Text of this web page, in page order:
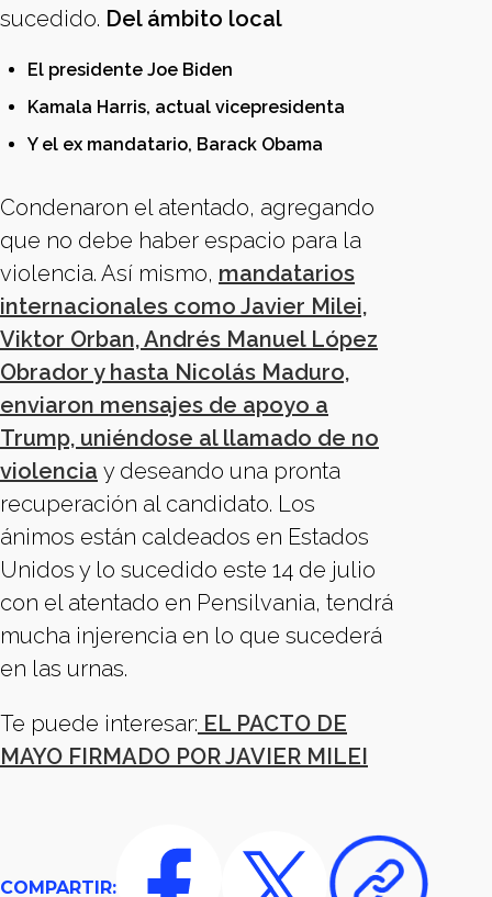
sucedido. Del ámbito local
El presidente Joe Biden
Kamala Harris, actual vicepresidenta
Y el ex mandatario, Barack Obama
Condenaron el atentado, agregando
que no debe haber espacio para la
violencia. Así mismo, mandatarios
internacionales como Javier Milei,
Viktor Orban, Andrés Manuel López
Obrador y hasta Nicolás Maduro,
enviaron mensajes de apoyo a
Trump, uniéndose al llamado de no
violencia y deseando una pronta
recuperación al candidato. Los
ánimos están caldeados en Estados
Unidos y lo sucedido este 14 de julio
con el atentado en Pensilvania, tendrá
mucha injerencia en lo que sucederá
en las urnas.
Te puede interesar: EL PACTO DE
MAYO FIRMADO POR JAVIER MILEI
COMPARTIR: